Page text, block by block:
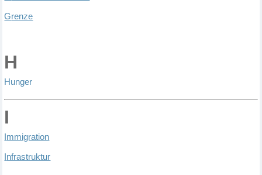
Grenze
H
Hunger
I
mmigration
nfrastruktur